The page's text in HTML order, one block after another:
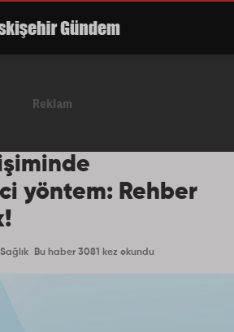
yöntem: Rehber
Sağlık Bu haber 3081 kez okundu